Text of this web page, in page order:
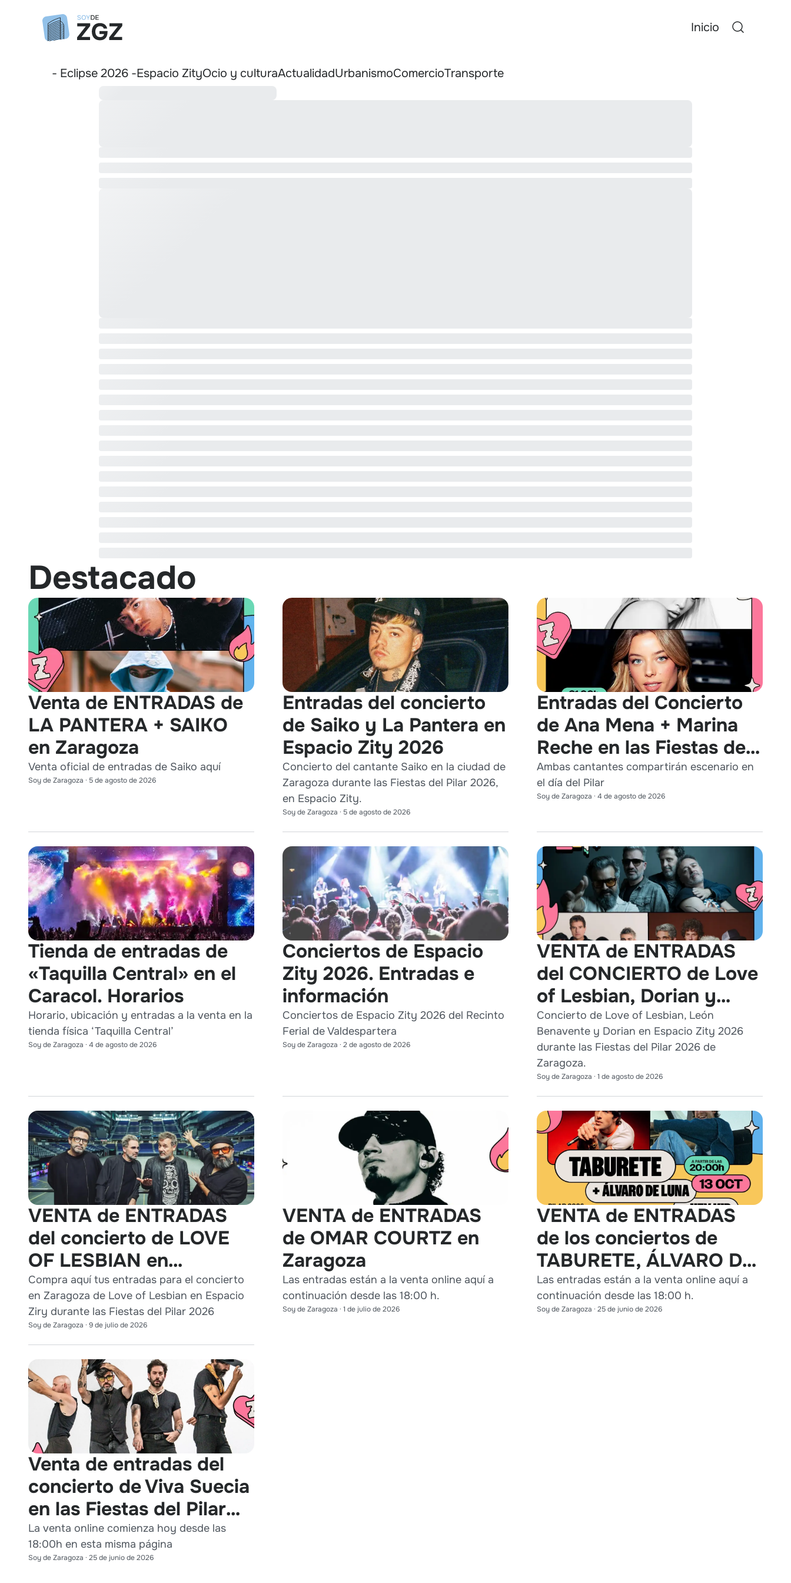
Inicio
- Eclipse 2026 -Espacio ZityOcio y culturaActualidadUrbanismoComercioTransporte
Destacado
Venta de ENTRADAS de
LA PANTERA + SAIKO
en Zaragoza
Venta oficial de entradas de Saiko aquí
Soy de Zaragoza · 5 de agosto de 2026
Entradas del concierto
de Saiko y La Pantera en
Espacio Zity 2026
Concierto del cantante Saiko en la ciudad de
Zaragoza durante las Fiestas del Pilar 2026,
en Espacio Zity.
Soy de Zaragoza · 5 de agosto de 2026
Entradas del Concierto
de Ana Mena + Marina
Reche en las Fiestas del
Pilar 2026
Ambas cantantes compartirán escenario en
el día del Pilar
Soy de Zaragoza · 4 de agosto de 2026
Tienda de entradas de
«Taquilla Central» en el
Caracol. Horarios
Horario, ubicación y entradas a la venta en la
tienda física ‘Taquilla Central’
Soy de Zaragoza · 4 de agosto de 2026
Conciertos de Espacio
Zity 2026. Entradas e
información
Conciertos de Espacio Zity 2026 del Recinto
Ferial de Valdespartera
Soy de Zaragoza · 2 de agosto de 2026
VENTA de ENTRADAS
del CONCIERTO de Love
of Lesbian, Dorian y
León Benavente en
Zaragoza 2026
Concierto de Love of Lesbian, León
Benavente y Dorian en Espacio Zity 2026
durante las Fiestas del Pilar 2026 de
Zaragoza.
Soy de Zaragoza · 1 de agosto de 2026
VENTA de ENTRADAS
del concierto de LOVE
OF LESBIAN en
Zaragoza durante Pilares
2026
Compra aquí tus entradas para el concierto
en Zaragoza de Love of Lesbian en Espacio
Ziry durante las Fiestas del Pilar 2026
Soy de Zaragoza · 9 de julio de 2026
VENTA de ENTRADAS
de OMAR COURTZ en
Zaragoza
Las entradas están a la venta online aquí a
continuación desde las 18:00 h.
Soy de Zaragoza · 1 de julio de 2026
VENTA de ENTRADAS
de los conciertos de
TABURETE, ÁLVARO DE
LUNA y HEY KID en
Zaragoza
Las entradas están a la venta online aquí a
continuación desde las 18:00 h.
Soy de Zaragoza · 25 de junio de 2026
Venta de entradas del
concierto de Viva Suecia
en las Fiestas del Pilar
2026
La venta online comienza hoy desde las
18:00h en esta misma página
Soy de Zaragoza · 25 de junio de 2026